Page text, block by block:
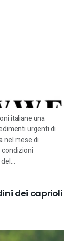
italiane una
urgenti di
nel mese di
dei caprioli